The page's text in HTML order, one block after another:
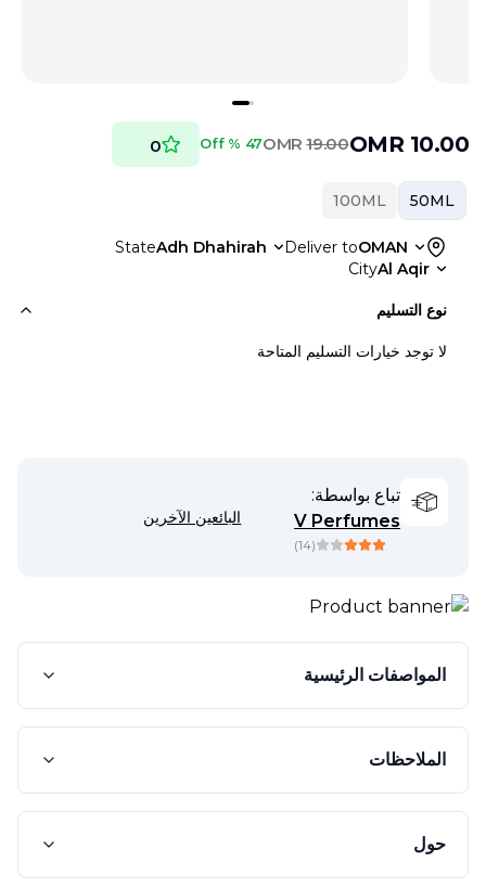
OMR 10.00
OMR 19.00
47 % Off
0
50ML
100ML
Deliver toOMAN
StateAdh Dhahirah
CityAl Aqir
نوع التسليم
لا توجد خيارات التسليم المتاحة
تباع بواسطة:
V Perfumes
(
14
)
البائعين الآخرين
المواصفات الرئيسية
الملاحظات
حول